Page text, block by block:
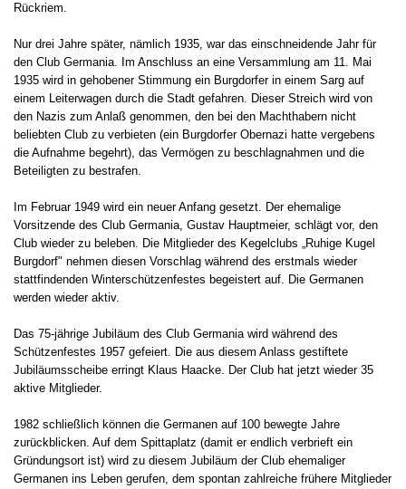
Rückriem.
Nur drei Jahre später, nämlich 1935, war das einschneidende Jahr für
den Club Germania. Im Anschluss an eine Versammlung am 11. Mai
1935 wird in gehobener Stimmung ein Burgdorfer in einem Sarg auf
einem Leiterwagen durch die Stadt gefahren. Dieser Streich wird von
den Nazis zum Anlaß genommen, den bei den Machthabern nicht
beliebten Club zu verbieten (ein Burgdorfer Obernazi hatte vergebens
die Aufnahme begehrt), das Vermögen zu beschlagnahmen und die
Beteiligten zu bestrafen.
Im Februar 1949 wird ein neuer Anfang gesetzt. Der ehemalige
Vorsitzende des Club Germania, Gustav Hauptmeier, schlägt vor, den
Club wieder zu beleben. Die Mitglieder des Kegelclubs „Ruhige Kugel
Burgdorf" nehmen diesen Vorschlag während des erstmals wieder
stattfindenden Winterschützenfestes begeistert auf. Die Germanen
werden wieder aktiv.
Das 75-jährige Jubiläum des Club Germania wird während des
Schützenfestes 1957 gefeiert. Die aus diesem Anlass gestiftete
Jubiläumsscheibe erringt Klaus Haacke. Der Club hat jetzt wieder 35
aktive Mitglieder.
1982 schließlich können die Germanen auf 100 bewegte Jahre
zurückblicken. Auf dem Spittaplatz (damit er endlich verbrieft ein
Gründungsort ist) wird zu diesem Jubiläum der Club ehemaliger
Germanen ins Leben gerufen, dem spontan zahlreiche frühere Mitglieder